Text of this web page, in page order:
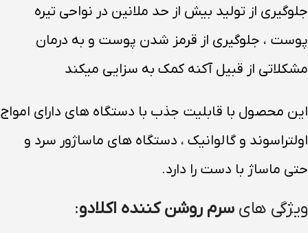
جلوگیری از تولید بیش از حد ملانین در نواحی تیره
پوست ، جلوگیری از قرمز شدن پوست و به درمان
مشکلاتی از قبیل آکنه کمک به سزایی میکند
این محصول با قابلیت جذب با دستگاه های دارای امواج
اولتراسوند و گالوانیک ، دستگاه های ماساژور سرد و
حتی ماساژ با دست را دارد.
ویژگی های سرم روشن کننده اکلادو: